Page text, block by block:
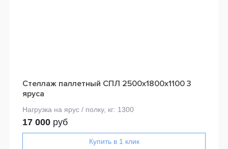
Стеллаж паллетный СПЛ 2500х1800х1100 3
яруса
17 000 руб